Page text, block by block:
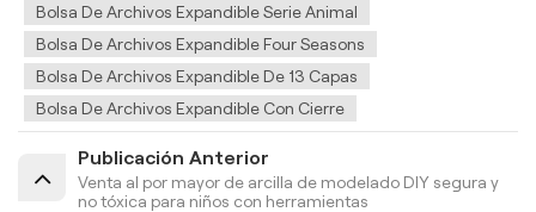
Bolsa De Archivos Expandible Serie Animal
Bolsa De Archivos Expandible Four Seasons
Bolsa De Archivos Expandible De 13 Capas
Bolsa De Archivos Expandible Con Cierre
Publicación Anterior
Venta al por mayor de arcilla de modelado DIY segura y
no tóxica para niños con herramientas